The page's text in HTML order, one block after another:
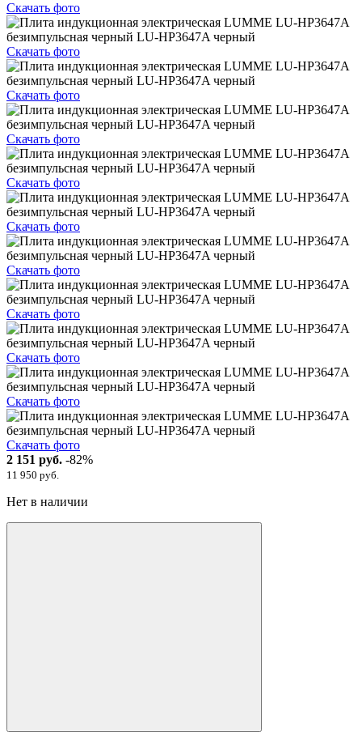
Скачать фото
Скачать фото
Скачать фото
Скачать фото
Скачать фото
Скачать фото
Скачать фото
Скачать фото
Скачать фото
Скачать фото
Скачать фото
2 151 руб. -82%
11 950 руб.
Нет в наличии